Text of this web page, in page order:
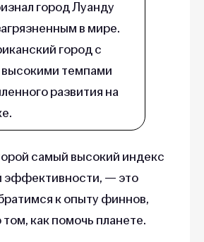
город Луанду
в мире.
город с
темпами
развития на
самый высокий индекс
эффективности, — это
к опыту финнов,
том, как помочь планете.